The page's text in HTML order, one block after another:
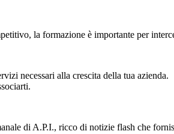
la formazione è importante per
necessari alla crescita della tua azienda.
di A.P.I., ricco di notizie flash che